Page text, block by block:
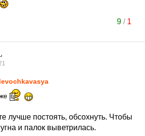
9/ 1
лучше постоять, обсохнуть. Чтобы
и палок выветрилась.